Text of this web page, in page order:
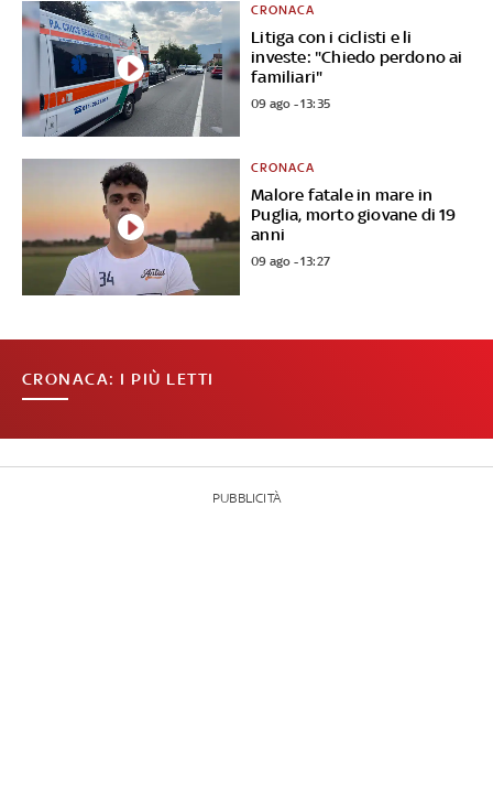
Litiga con i ciclisti e li
investe: "Chiedo perdono ai
familiari"
CRONACA
09 ago - 13:35
Malore fatale in mare in
Puglia, morto giovane di 19
anni
CRONACA
09 ago - 13:27
CRONACA: I PIÙ LETTI
PUBBLICITÀ